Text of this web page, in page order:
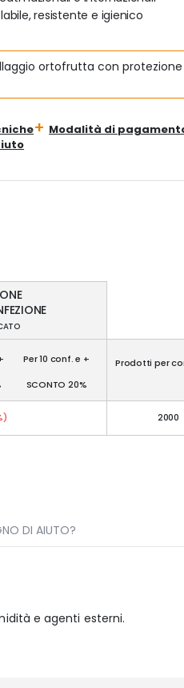
resistente e igienico
ortofrutta con
Modalità di
Per 10 conf. e + Prodotti per
SCONTO 20%
2000
e agenti esterni.
DI AIUTO?